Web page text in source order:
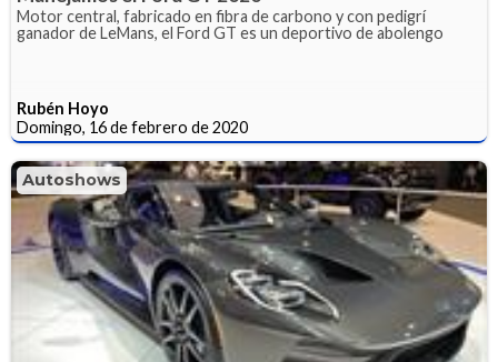
Motor central, fabricado en fibra de carbono y con pedigrí
ganador de LeMans, el Ford GT es un deportivo de abolengo
Rubén Hoyo
Domingo, 16 de febrero de 2020
Autoshows